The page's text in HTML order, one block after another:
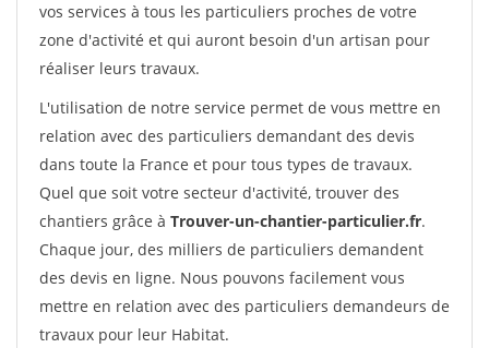
vos services à tous les particuliers proches de votre
zone d'activité et qui auront besoin d'un artisan pour
réaliser leurs travaux.
L'utilisation de notre service permet de vous mettre en
relation avec des particuliers demandant des devis
dans toute la France et pour tous types de travaux.
Quel que soit votre secteur d'activité, trouver des
chantiers grâce à Trouver-un-chantier-particulier.fr.
Chaque jour, des milliers de particuliers demandent
des devis en ligne. Nous pouvons facilement vous
mettre en relation avec des particuliers demandeurs de
travaux pour leur Habitat.